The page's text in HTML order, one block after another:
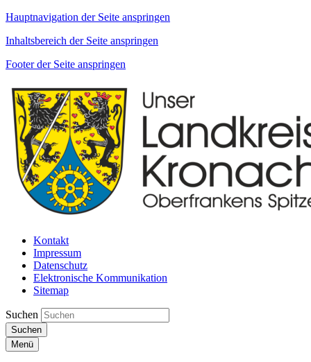
Hauptnavigation der Seite anspringen
Inhaltsbereich der Seite anspringen
Footer der Seite anspringen
Kontakt
Impressum
Datenschutz
Elektronische Kommunikation
Sitemap
Suchen
Suchen
Menü